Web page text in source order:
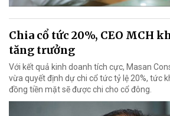
Chia cổ tức 20%, CEO MCH
tăng trưởng
Với kết quả kinh doanh tích cực, Masan
vừa quyết định dự chi cổ tức tỷ lệ 20%, tức
đồng tiền mặt sẽ được chi cho cổ đông.